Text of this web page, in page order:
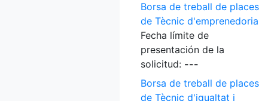
Borsa de treball de places
de Tècnic d'emprenedoria
Fecha límite de
presentación de la
solicitud: ---
Borsa de treball de places
de Tècnic d'igualtat i